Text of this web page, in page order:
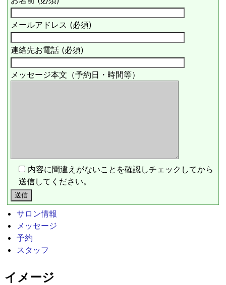
メールアドレス (必須)
連絡先お電話 (必須)
メッセージ本文（予約日・時間等）
内容に間違えがないことを確認しチェックしてから
送信してください。
サロン情報
メッセージ
予約
スタッフ
イメージ